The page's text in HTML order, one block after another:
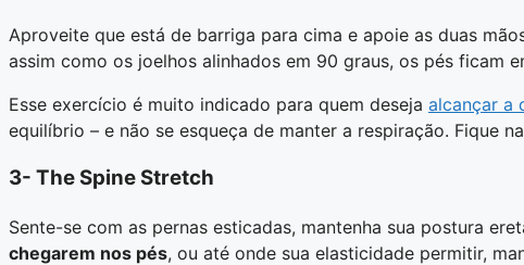
Aproveite que está de barriga para cima e apoie as duas
assim como os joelhos alinhados em 90 graus, os pés
Esse exercício é muito indicado para quem deseja alcançar a
equilíbrio – e não se esqueça de manter a respiração. Fique
3- The Spine Stretch
Sente-se com as pernas esticadas, mantenha sua postura
chegarem nos pés, ou até onde sua elasticidade permitir,